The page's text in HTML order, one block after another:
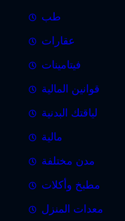
طب
عقارات
فيتامينات
قوانين المالية
لياقتك البدنية
مالية
مدن مختلفة
مطبخ وأكلات
معدات المنزل